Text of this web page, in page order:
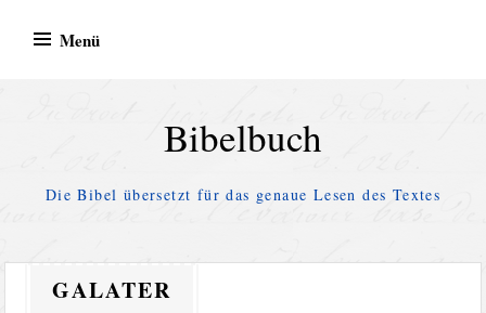
Inhalt
Menü
Bibelbuch
Die Bibel übersetzt für das genaue Lesen des Textes
GALATER